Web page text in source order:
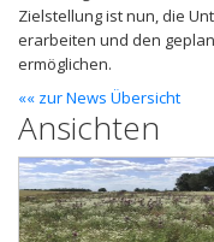
Zielstellung ist nun, die
erarbeiten und den
ermöglichen.
«« zur News Übersicht
Ansichten